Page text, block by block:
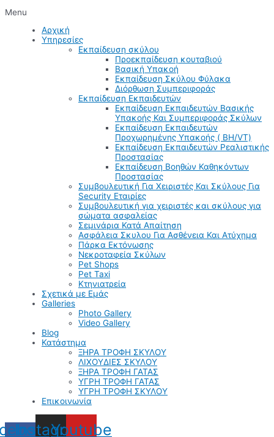
Menu
Αρχική
Υπηρεσίες
Εκπαίδευση σκύλου
Προεκπαίδευση κουταβιού
Βασική Υπακοή
Εκπαίδευση Σκύλου Φύλακα
Διόρθωση Συμπεριφοράς
Εκπαίδευση Εκπαιδευτών
Εκπαίδευση Εκπαιδευτών Βασικής
Υπακοής Και Συμπεριφοράς Σκύλων
Εκπαίδευση Εκπαιδευτών
Προχωρημένης Υπακοής ( BH/VT)
Εκπαίδευση Εκπαιδευτών Ρεαλιστικής
Προστασίας
Εκπαίδευση Βοηθών Καθηκόντων
Προστασίας
Συμβουλευτική Για Χειριστές Και Σκύλους Για
Security Εταιρίες
Συμβουλευτική για χειριστές και σκύλους για
σώματα ασφαλείας
Σεμινάρια Κατά Απαίτηση
Ασφάλεια Σκυλου Για Ασθένεια Και Ατύχημα
Πάρκα Εκτόνωσης
Νεκροταφεία Σκύλων
Pet Shops
Pet Taxi
Κτηνιατρεία
Σχετικά με Εμάς
Galleries
Photo Gallery
Video Gallery
Blog
Κατάστημα
ΞΗΡΑ ΤΡΟΦΗ ΣΚΥΛΟΥ
ΛΙΧΟΥΔΙΕΣ ΣΚΥΛΟΥ
ΞΗΡΑ ΤΡΟΦΗ ΓΑΤΑΣ
ΥΓΡΗ ΤΡΟΦΗ ΓΑΤΑΣ
ΥΓΡΗ ΤΡΟΦΗ ΣΚΥΛΟΥ
Επικοινωνία
Instagram
Youtube